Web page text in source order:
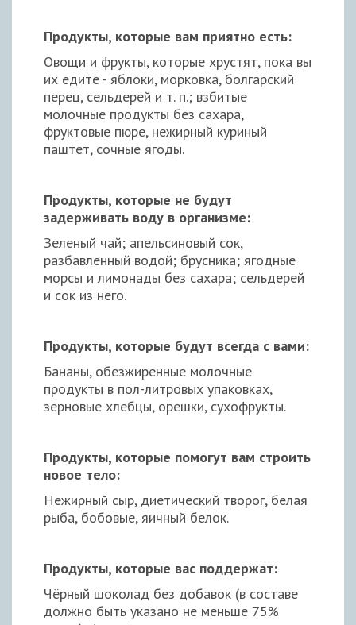
Продукты, которые вам приятно есть:
Овощи и фрукты, которые хрустят, пока вы
их едите - яблоки, морковка, болгарский
перец, сельдерей и т. п.; взбитые
молочные продукты без сахара,
фруктовые пюре, нежирный куриный
паштет, сочные ягоды.
Продукты, которые не будут
задерживать воду в организме:
Зеленый чай; апельсиновый сок,
разбавленный водой; брусника; ягодные
морсы и лимонады без сахара; сельдерей
и сок из него.
Продукты, которые будут всегда с вами:
Бананы, обезжиренные молочные
продукты в пол-литровых упаковках,
зерновые хлебцы, орешки, сухофрукты.
Продукты, которые помогут вам строить
новое тело:
Нежирный сыр, диетический творог, белая
рыба, бобовые, яичный белок.
Продукты, которые вас поддержат:
Чёрный шоколад без добавок (в составе
должно быть указано не меньше 75%